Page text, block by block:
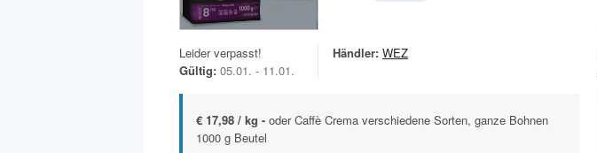
Leider verpasst!
Gültig: 05.01. - 11.01.
Händler: WEZ
€ 17,98 / kg - oder Caffè Crema verschiedene Sorten, ganze Bohnen
1000 g Beutel